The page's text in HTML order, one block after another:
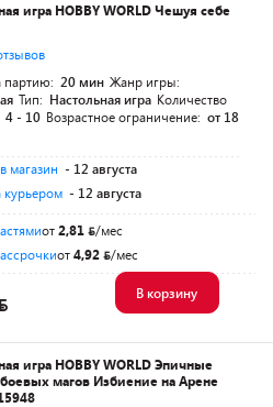
игра HOBBY WORLD Чешуя себе
партию: 20 мин Жанр игры:
Тип: Настольная игра Количество
4 - 10 Возрастное ограничение: от 18
магазин - 12 августа
курьером - 12 августа
от2,81
/мес
от4,92 /мес
В корзину
игра HOBBY WORLD Эпичные
магов Избиение на Арене